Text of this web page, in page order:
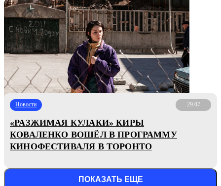
Новости 29.07
«РАЗЖИМАЯ КУЛАКИ» КИРЫ
КОВАЛЕНКО ВОШЁЛ В ПРОГРАММУ
КИНОФЕСТИВАЛЯ В ТОРОНТО
ПОКАЗАТЬ ЕЩЕ